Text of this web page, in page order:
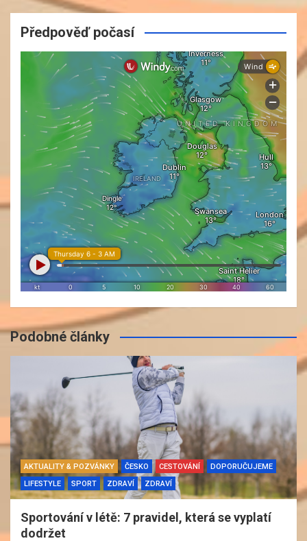
Předpověď počasí
Podobné články
AKTUALITY & POZVÁNKY ČESKO CESTOVÁNÍ
DOPORUČUJEME
LIFESTYLE
SPORT ZDRAVÍ ZDRAVÍ
Sportování v létě: 7 pravidel, která se vyplatí
dodržet